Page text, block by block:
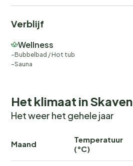
Verblijf
Wellness
Bubbelbad / Hot tub
Sauna
Het klimaat in Skaven
Het weer het gehele jaar
Maand
Temperatuur
(°C)